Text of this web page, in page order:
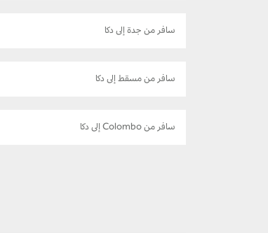
سافر من جدة إلى دكا
سافر من مسقط إلى دكا
سافر من Colombo إلى دكا